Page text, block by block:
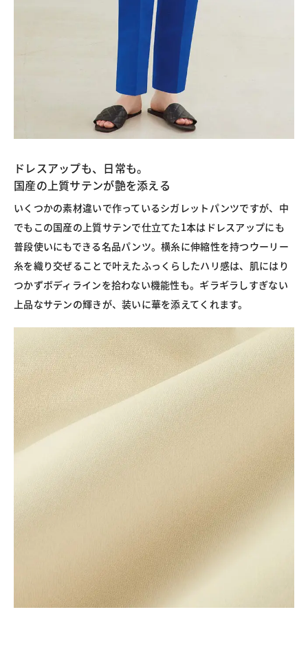
ドレスアップも、日常も。
国産の上質サテンが艶を添える
いくつかの素材違いで作っているシガレットパンツですが、中
でもこの国産の上質サテンで仕立てた1本はドレスアップにも
普段使いにもできる名品パンツ。横糸に伸縮性を持つウーリー
糸を織り交ぜることで叶えたふっくらしたハリ感は、肌にはり
つかずボディラインを拾わない機能性も。ギラギラしすぎない
上品なサテンの輝きが、装いに華を添えてくれます。